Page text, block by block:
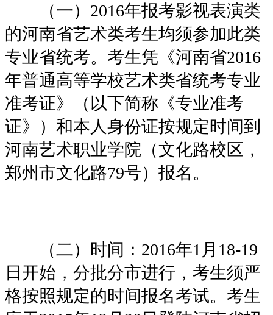
（一）2016年报考影视表演类
的河南省艺术类考生均须参加此类
专业省统考。考生凭《河南省2016
年普通高等学校艺术类省统考专业
准考证》（以下简称《专业准考
证》）和本人身份证按规定时间到
河南艺术职业学院（文化路校区，
郑州市文化路79号）报名。
（二）时间：2016年1月18-19
日开始，分批分市进行，考生须严
格按照规定的时间报名考试。考生